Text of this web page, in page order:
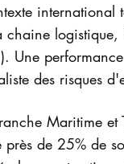
international
chaine
Une
des risques
Maritime et
près de 25% de